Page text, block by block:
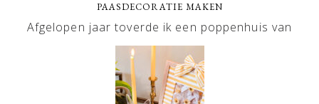
PAASDECORATIE MAKEN
Afgelopen jaar toverde ik een poppenhuis van